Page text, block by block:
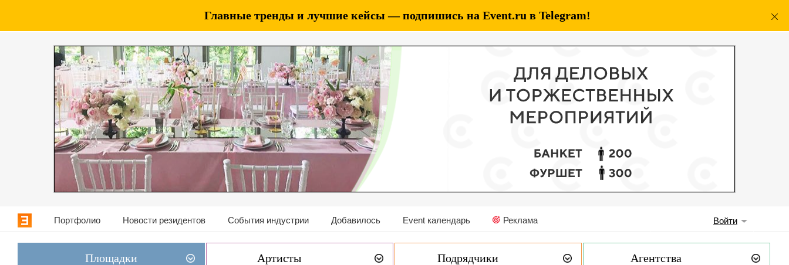
Главные тренды и лучшие кейсы — подпишись на Event.ru в Telegram!
Портфолио Новости резидентов События индустрии Добавилось Event календарь Реклама Войти
Площадки Артисты Подрядчики Агентства